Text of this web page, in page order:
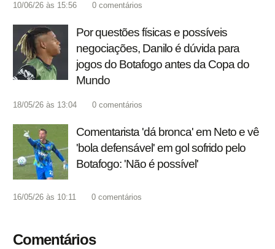
10/06/26 às 15:56 0 comentários
Por questões físicas e possíveis
negociações, Danilo é dúvida para
jogos do Botafogo antes da Copa do
Mundo
18/05/26 às 13:04 0 comentários
Comentarista 'dá bronca' em Neto e vê
'bola defensável' em gol sofrido pelo
Botafogo: 'Não é possível'
16/05/26 às 10:11 0 comentários
Comentários